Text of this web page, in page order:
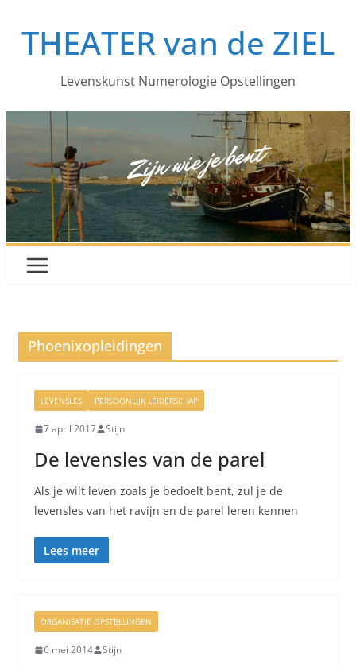
naarTHEATER van de ZIEL
Levenskunst Numerologie Opstellingen
Phoenixopleidingen
LEVENSLES PERSOONLIJK LEIDERSCHAP
7 april 2017 Stijn
De levensles van de parel
Als je wilt leven zoals je bedoelt bent, zul je de
levensles van het ravijn en de parel leren kennen
Lees meer
ORGANISATIE OPSTELLINGEN
6 mei 2014 Stijn